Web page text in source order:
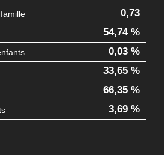
0,73
54,74 %
0,03 %
33,65 %
66,35 %
3,69 %